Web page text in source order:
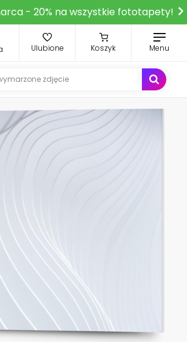
- 20% na wszystkie fototapety!
Ulubione Koszyk Menu